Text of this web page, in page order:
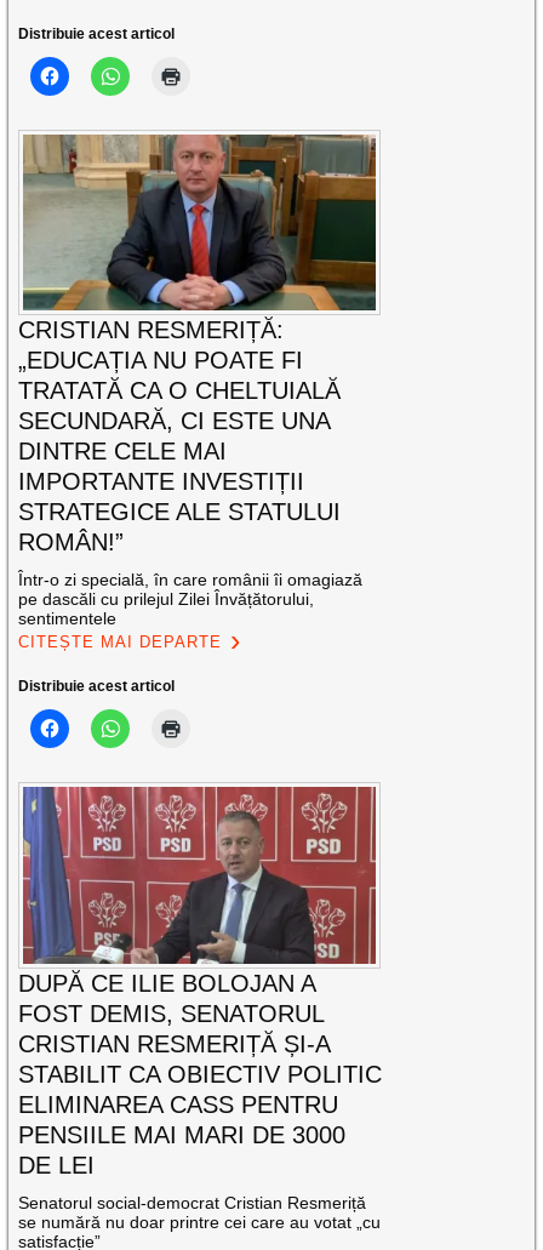
Distribuie acest articol
CRISTIAN RESMERIȚĂ:
„EDUCAȚIA NU POATE FI
TRATATĂ CA O CHELTUIALĂ
SECUNDARĂ, CI ESTE UNA
DINTRE CELE MAI
IMPORTANTE INVESTIȚII
STRATEGICE ALE STATULUI
ROMÂN!”
Într-o zi specială, în care românii îi omagiază
pe dascăli cu prilejul Zilei Învățătorului,
sentimentele
CITEȘTE MAI DEPARTE
Distribuie acest articol
DUPĂ CE ILIE BOLOJAN A
FOST DEMIS, SENATORUL
CRISTIAN RESMERIȚĂ ȘI-A
STABILIT CA OBIECTIV POLITIC
ELIMINAREA CASS PENTRU
PENSIILE MAI MARI DE 3000
DE LEI
Senatorul social-democrat Cristian Resmeriță
se numără nu doar printre cei care au votat „cu
satisfacție”